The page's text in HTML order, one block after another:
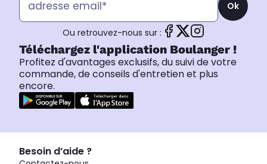
Ok
Ou retrouvez-nous sur :
Téléchargez l'application Boulanger !
Profitez d'avantages exclusifs, du suivi de votre
commande, de conseils d'entretien et plus
encore.
Besoin d’aide ?